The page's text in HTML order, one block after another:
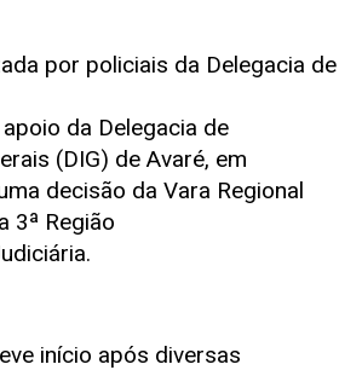
por policiais da Delegacia de
da Delegacia de
(DIG) de Avaré, em
decisão da Vara Regional
3ª Região
início após diversas